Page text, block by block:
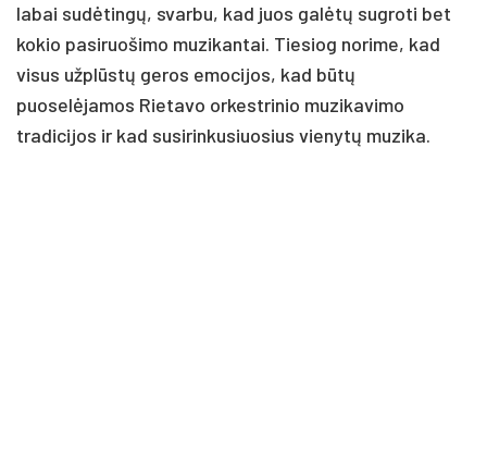
labai sudėtingų, svarbu, kad juos galėtų sugroti bet
kokio pasiruošimo muzikantai. Tiesiog norime, kad
visus užplūstų geros emocijos, kad būtų
puoselėjamos Rietavo orkestrinio muzikavimo
tradicijos ir kad susirinkusiuosius vienytų muzika.